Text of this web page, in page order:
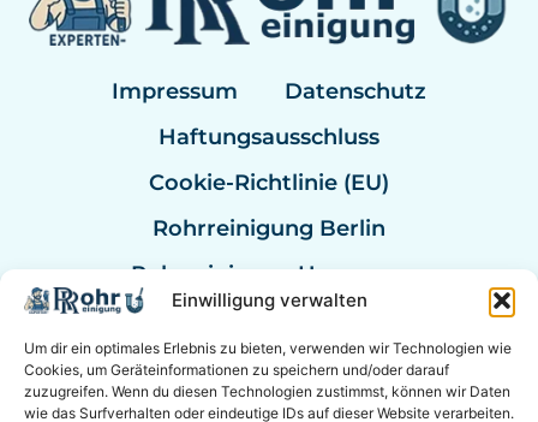
Einwilligung verwalten
Um dir ein optimales Erlebnis zu bieten, verwenden wir Technologien wie
Cookies, um Geräteinformationen zu speichern und/oder darauf
zuzugreifen. Wenn du diesen Technologien zustimmst, können wir Daten
wie das Surfverhalten oder eindeutige IDs auf dieser Website verarbeiten.
Impressum
Datenschutz
Haftungsausschluss
Cookie-Richtlinie (EU)
Rohrreinigung Berlin
Rohrreinigung Hannover
Rohrreinigung Bremen
Rohrreinigung Kassel
Rohrreinigung Mannheim